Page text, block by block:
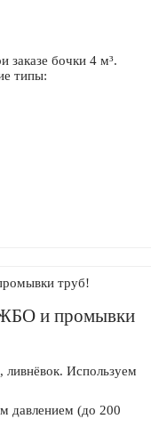
заказе бочки 4 м³.
типы:
ЖБО и промывки
Используем
давлением (до 200